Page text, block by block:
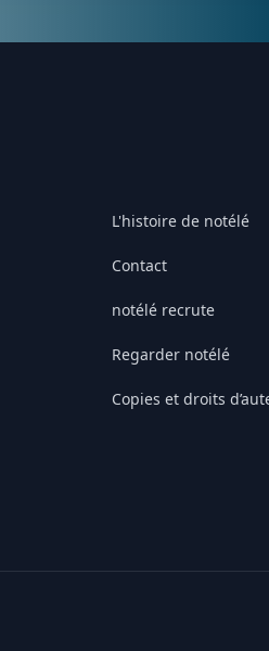
L'histoire de notélé
Contact
notélé recrute
Regarder notélé
Copies et droits